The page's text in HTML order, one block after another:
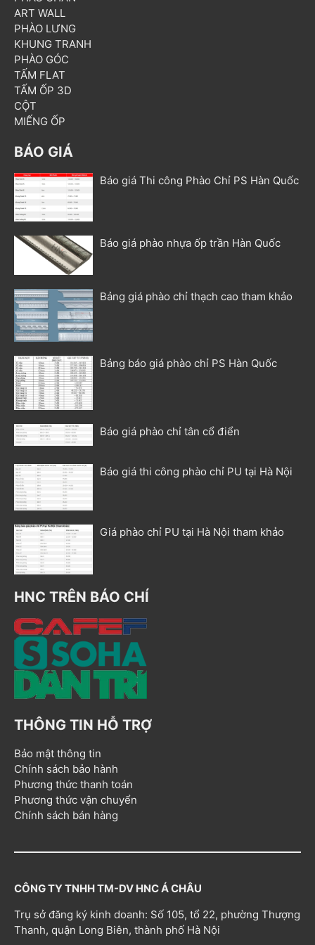
ART WALL
PHÀO LƯNG
KHUNG TRANH
PHÀO GÓC
TẤM FLAT
TẤM ỐP 3D
CỘT
MIẾNG ỐP
BÁO GIÁ
Báo giá Thi công Phào Chỉ PS Hàn Quốc
Báo giá phào nhựa ốp trần Hàn Quốc
Bảng giá phào chỉ thạch cao tham khảo
Bảng báo giá phào chỉ PS Hàn Quốc
Báo giá phào chỉ tân cổ điển
Báo giá thi công phào chỉ PU tại Hà Nội
Giá phào chỉ PU tại Hà Nội tham khảo
HNC TRÊN BÁO CHÍ
THÔNG TIN HỖ TRỢ
Bảo mật thông tin
Chính sách bảo hành
Phương thức thanh toán
Phương thức vận chuyển
Chính sách bán hàng
CÔNG TY TNHH TM-DV HNC Á CHÂU
Trụ sở đăng ký kinh doanh: Số 105, tổ 22, phường Thượng
Thanh, quận Long Biên, thành phố Hà Nội